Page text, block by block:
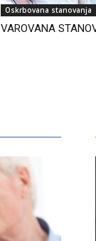
Oskrbovana stanovanja
VAROVANA